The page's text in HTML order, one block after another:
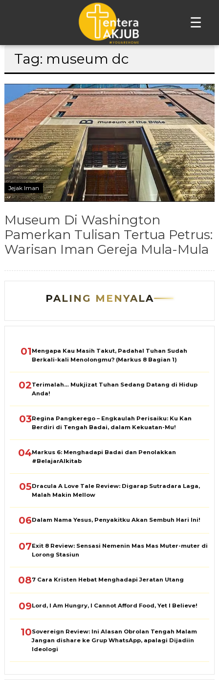
☰
Lompat
Tag: museum dc
Jejak Iman
Museum Di Washington
Pamerkan Tulisan Tertua Petrus:
Warisan Iman Gereja Mula-Mula
PALING MENYALA
01Mengapa Kau Masih Takut, Padahal Tuhan Sudah
Berkali-kali Menolongmu? (Markus 8 Bagian 1)
02Terimalah… Mukjizat Tuhan Sedang Datang di Hidup
Anda!
03Regina Pangkerego – Engkaulah Perisaiku: Ku Kan
Berdiri di Tengah Badai, dalam Kekuatan-Mu!
04Markus 6: Menghadapi Badai dan Penolakkan
#BelajarAlkitab
05Dracula A Love Tale Review: Digarap Sutradara Laga,
Malah Makin Mellow
06Dalam Nama Yesus, Penyakitku Akan Sembuh Hari Ini!
07Exit 8 Review: Sensasi Nemenin Mas Mas Muter-muter di
Lorong Stasiun
087 Cara Kristen Hebat Menghadapi Jeratan Utang
09Lord, I Am Hungry, I Cannot Afford Food, Yet I Believe!
10Sovereign Review: Ini Alasan Obrolan Tengah Malam
Jangan dishare ke Grup WhatsApp, apalagi Dijadiin
Ideologi